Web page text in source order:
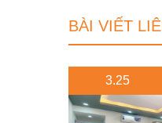
BÀI VIẾT
3.25